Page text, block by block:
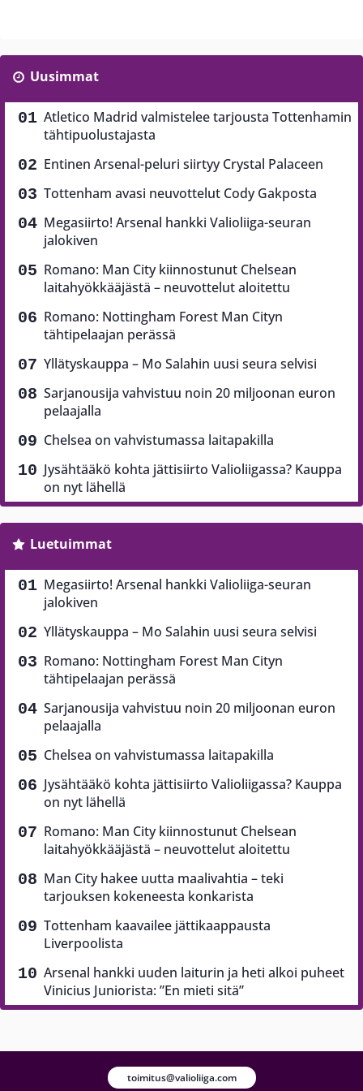
Uusimmat
Atletico Madrid valmistelee tarjousta Tottenhamin
tähtipuolustajasta
Entinen Arsenal-peluri siirtyy Crystal Palaceen
Tottenham avasi neuvottelut Cody Gakposta
Megasiirto! Arsenal hankki Valioliiga-seuran
jalokiven
Romano: Man City kiinnostunut Chelsean
laitahyökkääjästä – neuvottelut aloitettu
Romano: Nottingham Forest Man Cityn
tähtipelaajan perässä
Yllätyskauppa – Mo Salahin uusi seura selvisi
Sarjanousija vahvistuu noin 20 miljoonan euron
pelaajalla
Chelsea on vahvistumassa laitapakilla
Jysähtääkö kohta jättisiirto Valioliigassa? Kauppa
on nyt lähellä
Luetuimmat
Megasiirto! Arsenal hankki Valioliiga-seuran
jalokiven
Yllätyskauppa – Mo Salahin uusi seura selvisi
Romano: Nottingham Forest Man Cityn
tähtipelaajan perässä
Sarjanousija vahvistuu noin 20 miljoonan euron
pelaajalla
Chelsea on vahvistumassa laitapakilla
Jysähtääkö kohta jättisiirto Valioliigassa? Kauppa
on nyt lähellä
Romano: Man City kiinnostunut Chelsean
laitahyökkääjästä – neuvottelut aloitettu
Man City hakee uutta maalivahtia – teki
tarjouksen kokeneesta konkarista
Tottenham kaavailee jättikaappausta
Liverpoolista
Arsenal hankki uuden laiturin ja heti alkoi puheet
Vinicius Juniorista: ”En mieti sitä”
toimitus@valioliiga.com